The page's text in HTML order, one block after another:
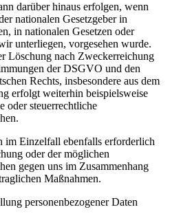
darüber hinaus erfolgen, wenn
nationalen Gesetzgeber in
in nationalen Gesetzen oder
unterliegen, vorgesehen wurde.
Löschung nach Zweckerreichung
der DSGVO und den
Rechts, insbesondere aus dem
erfolgt weiterhin beispielsweise
oder steuerrechtliche
im Einzelfall ebenfalls erforderlich
oder der möglichen
gegen uns im Zusammenhang
Maßnahmen.
personenbezogener Daten